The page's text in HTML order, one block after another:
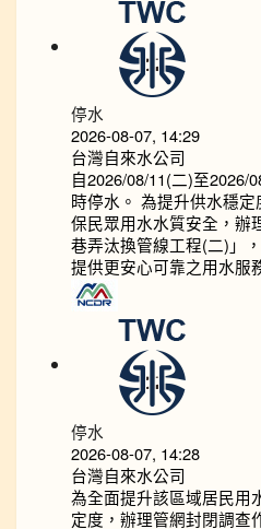
停水
2026-08-07, 14:29
台灣自來水公司
自2026/08/11(二)至2026/
時停水。 為提升供水穩
保民眾用水水質安全，辦
巷弄汰換管線工程(二)」
提供更安心可靠之用水服
停水
2026-08-07, 14:28
台灣自來水公司
為全面提升該區域居民用
定度，辦理管網封閉調查